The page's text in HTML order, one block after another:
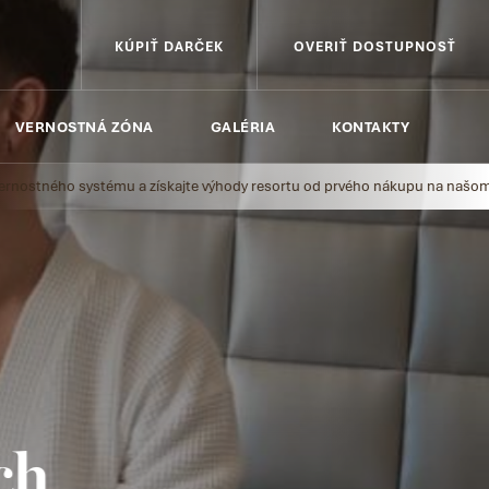
KÚPIŤ DARČEK OVERIŤ DOSTUPNOSŤ
VERNOSTNÁ ZÓNA GALÉRIA KONTAKTY
systému a získajte výhody resortu od prvého nákupu na našom webe.